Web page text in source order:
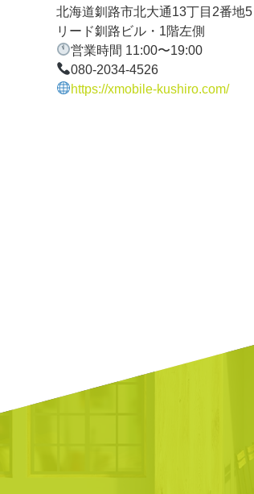
北海道釧路市北大通13丁目2番地5
リード釧路ビル・1階左側
営業時間 11:00〜19:00
080-2034-4526
https://xmobile-kushiro.com/